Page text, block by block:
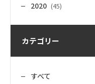
2020 (45)
カテゴリー
すべて